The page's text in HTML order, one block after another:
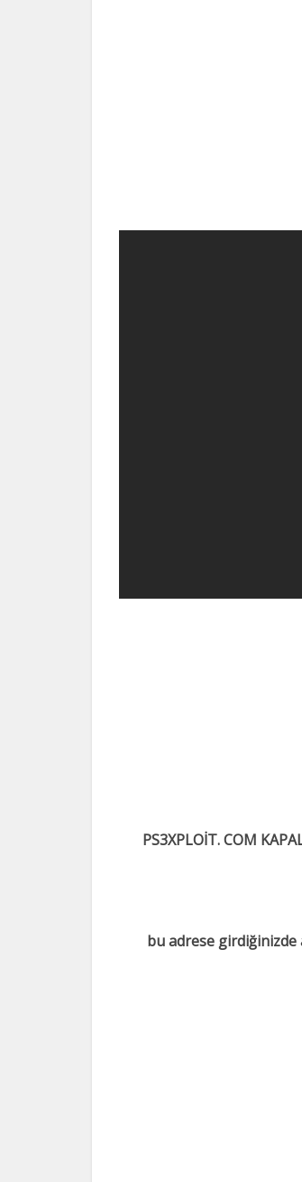
PS3XPLOİT. COM
bu adrese girdiğinizde